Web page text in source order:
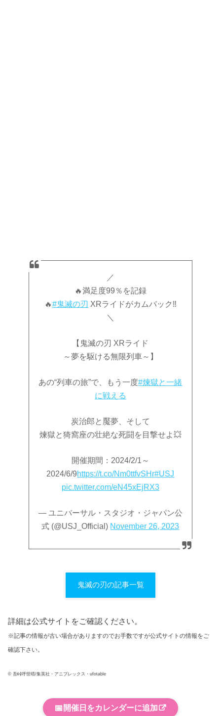
／
🔥満足度99％を記録
🔥#鬼滅の刃 XRライドがカムバック‼
＼
【鬼滅の刃 XRライド
～夢を駆ける無限列車～】
あの“列車の旅”で、もう一度#煉󠄁獄と一緒
に戦える
炭治郎と魘夢、そして
煉󠄁獄と猗窩座の壮絶な死闘を目撃せよ💥
開催期間：2024/2/1～
2024/6/9https://t.co/Nm0ttfvSHr#USJ
pic.twitter.com/eN45xEjRX3
— ユニバーサル・スタジオ・ジャパン公
式 (@USJ_Official) November 26, 2023
鬼滅の刃の記事一覧
詳細は公式サイトをご確認ください。
※記事の情報が古い場合がありますのでお手数ですが公式サイトの情報をご
確認下さい。
© 吾峠呼世晴/集英社・アニプレックス・ufotable
📅 開催日をカレンダーに追加